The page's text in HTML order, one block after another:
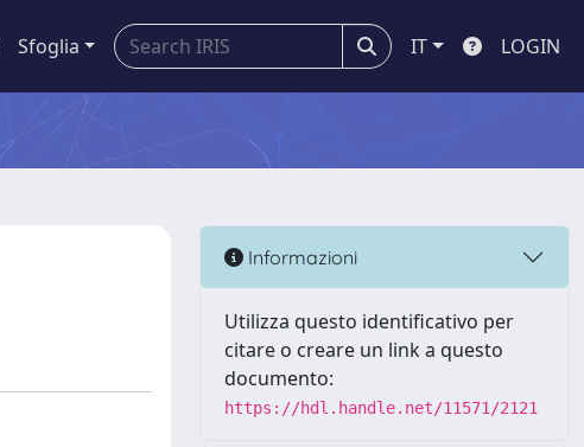
Sfoglia IT LOGIN
Informazioni
Utilizza questo identificativo per
citare o creare un link a questo
documento:
https://hdl.handle.net/11571/2121